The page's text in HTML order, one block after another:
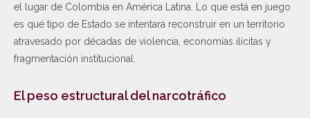
el lugar de Colombia en América Latina. Lo que está en juego
es qué tipo de Estado se intentará reconstruir en un territorio
atravesado por décadas de violencia, economías ilícitas y
fragmentación institucional.
El peso estructural del narcotráfico